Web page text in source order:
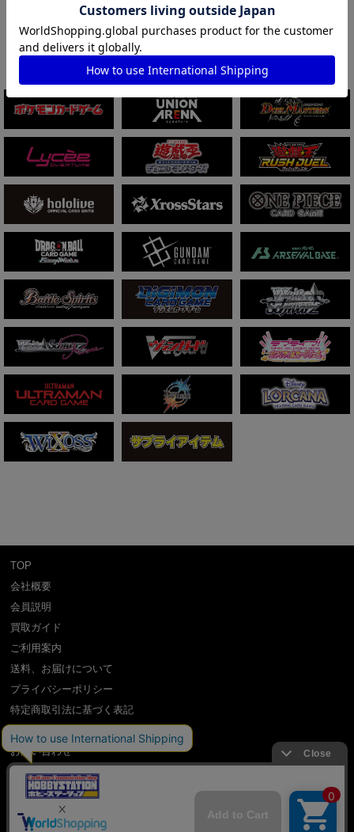
TOP
会社概要
会員説明
買取ガイド
ご利用案内
送料、お届けについて
プライバシーポリシー
特定商取引法に基づく表記
お問い合わせ
利用規約
International Shipping Guidance